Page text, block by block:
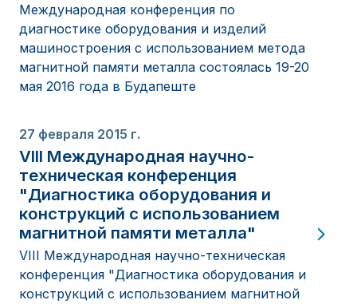
Международная конференция по
диагностике оборудования и изделий
машиностроения с использованием метода
магнитной памяти металла состоялась 19-20
мая 2016 года в Будапеште
27 февраля 2015 г.
VIII Международная научно-
техническая конференция
"Диагностика оборудования и
конструкций с использованием
магнитной памяти металла"
VIII Международная научно-техническая
конференция "Диагностика оборудования и
конструкций с использованием магнитной